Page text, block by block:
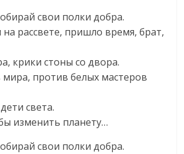
свои полки добра.
рассвете, пришло время, брат,
крики стоны со двора.
против белых мастеров
света.
изменить планету…
свои полки добра.